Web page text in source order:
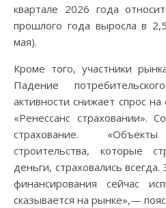
квартале 2026 года
прошлого года выросла в
мая).
Кроме того, участники
Падение
активности снижает спрос
«Ренессанс страховании».
страхование.
строительства, которые
деньги, страховались всегда.
финансирования сейчас
сказывается на рынке»,—